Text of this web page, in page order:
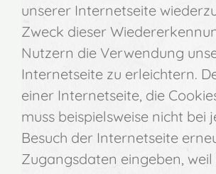
unserer Internetseite
Zweck dieser
Nutzern die Verwendung
Internetseite zu erleichtern.
einer Internetseite, die
muss beispielsweise nicht bei
Besuch der Internetseite
Zugangsdaten eingeben,